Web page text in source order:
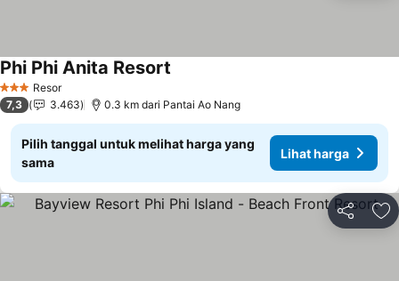
3 BintangResor
Phi Phi Anita Resort
7,3 3.463 0.3 km dari Pantai Ao Nang
Pilih tanggal untuk melihat harga yang
sama
Lihat harga
Bagikan